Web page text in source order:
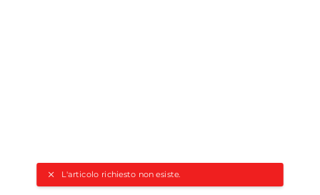
L'articolo richiesto non esiste.